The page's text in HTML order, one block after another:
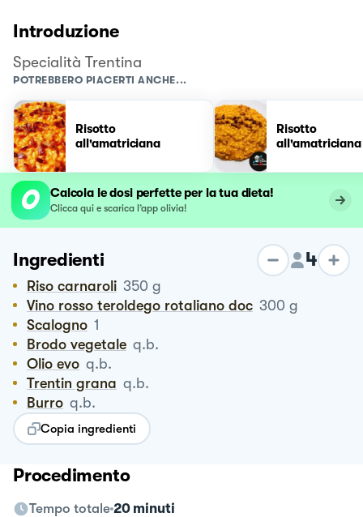
Introduzione
Specialità Trentina
POTREBBERO PIACERTI ANCHE...
Risotto
all'amatriciana
Risotto
all'amatriciana
Calcola le dosi perfette per la tua dieta!
Clicca qui e scarica l’app olivia!
Ingredienti 4
Riso carnaroli 350 g
Vino rosso teroldego rotaliano doc 300 g
Scalogno 1
Brodo vegetale q.b.
Olio evo q.b.
Trentin grana q.b.
Burro q.b.
Copia ingredienti
Procedimento
Tempo totale 20 minuti